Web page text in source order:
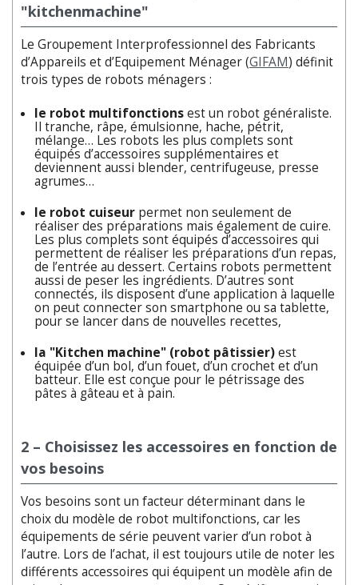
"kitchenmachine"
Le Groupement Interprofessionnel des Fabricants
d’Appareils et d’Equipement Ménager (GIFAM) définit
trois types de robots ménagers :
le robot multifonctionsest un robot généraliste.
Il tranche, râpe, émulsionne, hache, pétrit,
mélange… Les robots les plus complets sont
équipés d’accessoires supplémentaires et
deviennent aussi blender, centrifugeuse, presse
agrumes…
le robot cuiseur permet non seulement de
réaliser des préparations mais également de cuire.
Les plus complets sont équipés d’accessoires qui
permettent de réaliser les préparations d’un repas,
de l’entrée au dessert. Certains robots permettent
aussi de peser les ingrédients. D’autres sont
connectés, ils disposent d’une application à laquelle
on peut connecter son smartphone ou sa tablette,
pour se lancer dans de nouvelles recettes,
la "Kitchen machine" (robot pâtissier)est
équipée d’un bol, d’un fouet, d’un crochet et d’un
batteur. Elle est conçue pour le pétrissage des
pâtes à gâteau et à pain.
2 – Choisissez les accessoires en fonction de
vos besoins
Vos besoins sont un facteur déterminant dans le
choix du modèle de robot multifonctions, car les
équipements de série peuvent varier d’un robot à
l’autre. Lors de l’achat, il est toujours utile de noter les
différents accessoires qui équipent un modèle afin de